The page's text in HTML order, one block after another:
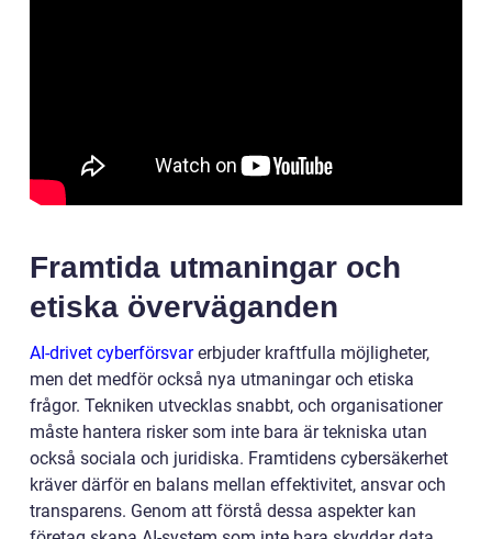
Framtida utmaningar och
etiska överväganden
AI-drivet cyberförsvarerbjuder kraftfulla möjligheter,
men det medför också nya utmaningar och etiska
frågor. Tekniken utvecklas snabbt, och organisationer
måste hantera risker som inte bara är tekniska utan
också sociala och juridiska. Framtidens cybersäkerhet
kräver därför en balans mellan effektivitet, ansvar och
transparens. Genom att förstå dessa aspekter kan